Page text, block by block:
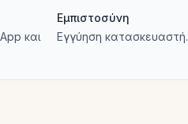
και
Εμπιστοσύνη
Εγγύηση κατασκευαστή.